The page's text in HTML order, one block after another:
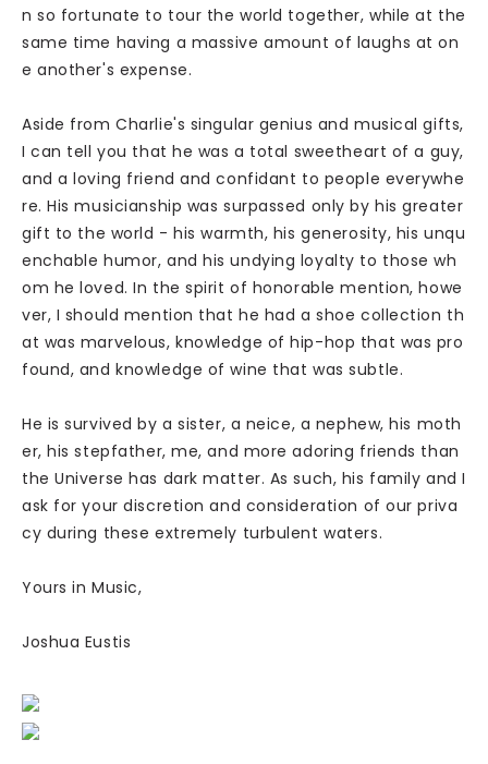
n so fortunate to tour the world together, while at the
same time having a massive amount of laughs at on
e another's expense.
Aside from Charlie's singular genius and musical gifts,
I can tell you that he was a total sweetheart of a guy,
and a loving friend and confidant to people everywhe
re. His musicianship was surpassed only by his greater
gift to the world - his warmth, his generosity, his unqu
enchable humor, and his undying loyalty to those wh
om he loved. In the spirit of honorable mention, howe
ver, I should mention that he had a shoe collection th
at was marvelous, knowledge of hip-hop that was pro
found, and knowledge of wine that was subtle.
He is survived by a sister, a neice, a nephew, his moth
er, his stepfather, me, and more adoring friends than
the Universe has dark matter. As such, his family and I
ask for your discretion and consideration of our priva
cy during these extremely turbulent waters.
Yours in Music,
Joshua Eustis